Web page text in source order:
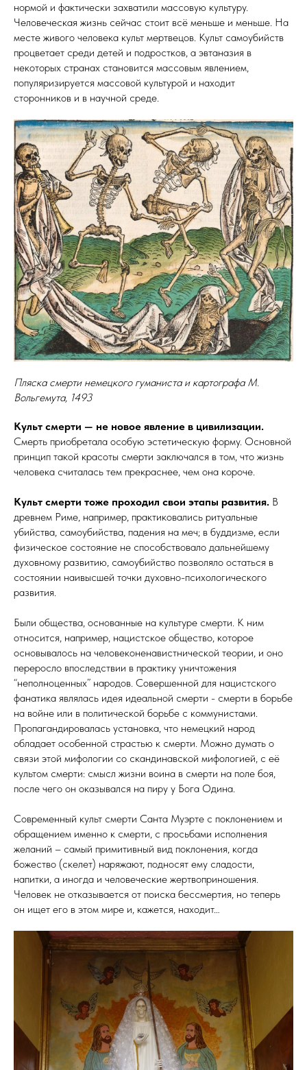
нормой и фактически захватили массовую культуру.
Человеческая жизнь сейчас стоит всё меньше и меньше. На
месте живого человека культ мертвецов. Культ самоубийств
процветает среди детей и подростков, а эвтаназия в
некоторых странах становится массовым явлением,
популяризируется массовой культурой и находит
сторонников и в научной среде.
Пляска смерти немецкого гуманиста и картографа М.
Вольгемута, 1493
Культ смерти — не новое явление в цивилизации.
Смерть приобретала особую эстетическую форму. Основной
принцип такой красоты смерти заключался в том, что жизнь
человека считалась тем прекраснее, чем она короче.
Культ смерти тоже проходил свои этапы развития. В
древнем Риме, например, практиковались ритуальные
убийства, самоубийства, падения на меч; в буддизме, если
физическое состояние не способствовало дальнейшему
духовному развитию, самоубийство позволяло остаться в
состоянии наивысшей точки духовно-психологического
развития.
Были общества, основанные на культуре смерти. К ним
относится, например, нацистское общество, которое
основывалось на человеконенавистнической теории, и оно
переросло впоследствии в практику уничтожения
“неполноценных” народов. Совершенной для нацистского
фанатика являлась идея идеальной смерти - смерти в борьбе
на войне или в политической борьбе с коммунистами.
Пропагандировалась установка, что немецкий народ
обладает особенной страстью к смерти. Можно думать о
связи этой мифологии со скандинавской мифологией, с её
культом смерти: смысл жизни воина в смерти на поле боя,
после чего он оказывался на пиру у Бога Одина.
Современный культ смерти Санта Муэрте с поклонением и
обращением именно к смерти, с просьбами исполнения
желаний – самый примитивный вид поклонения, когда
божество (скелет) наряжают, подносят ему сладости,
напитки, а иногда и человеческие жертвоприношения.
Человек не отказывается от поиска бессмертия, но теперь
он ищет его в этом мире и, кажется, находит…